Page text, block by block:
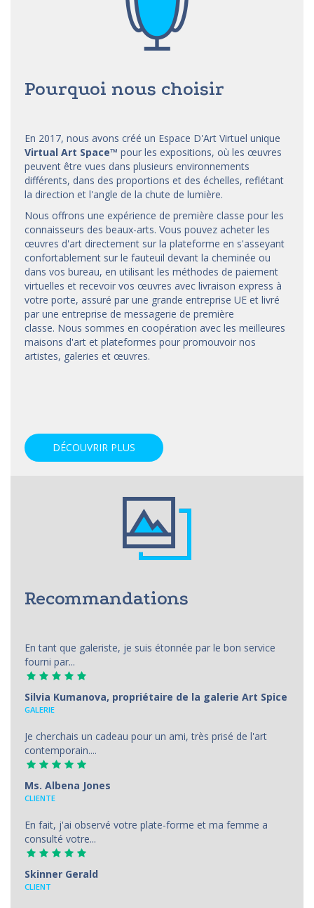
Pourquoi nous choisir
En 2017, nous avons créé un Espace D'Art Virtuel unique
Virtual Art Space™ pour les expositions, où les œuvres
peuvent être vues dans plusieurs environnements
différents, dans des proportions et des échelles, reflétant
la direction et l'angle de la chute de lumière.
Nous offrons une expérience de première classe pour les
connaisseurs des beaux-arts. Vous pouvez acheter les
œuvres d'art directement sur la plateforme en s'asseyant
confortablement sur le fauteuil devant la cheminée ou
dans vos bureau, en utilisant les méthodes de paiement
virtuelles et recevoir vos œuvres avec livraison express à
votre porte, assuré par une grande entreprise UE et livré
par une entreprise de messagerie de première
classe. Nous sommes en coopération avec les meilleures
maisons d'art et plateformes pour promouvoir nos
artistes, galeries et œuvres.
DÉCOUVRIR PLUS
Recommandations
En tant que galeriste, je suis étonnée par le bon service
fourni par...
Silvia Kumanova, propriétaire de la galerie Art Spice
GALERIE
Je cherchais un cadeau pour un ami, très prisé de l'art
contemporain....
Ms. Albena Jones
CLIENTE
En fait, j'ai observé votre plate-forme et ma femme a
consulté votre...
Skinner Gerald
CLIENT